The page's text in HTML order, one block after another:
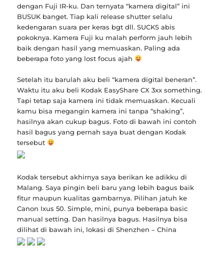
dengan Fuji IR-ku. Dan ternyata “kamera digital” ini
BUSUK banget. Tiap kali release shutter selalu
kedengaran suara per keras bgt dll. SUCKS abis
pokoknya. Kamera Fuji ku malah perform jauh lebih
baik dengan hasil yang memuaskan. Paling ada
beberapa foto yang lost focus ajah
Setelah itu barulah aku beli “kamera digital beneran”.
Waktu itu aku beli Kodak EasyShare CX 3xx something.
Tapi tetap saja kamera ini tidak memuaskan. Kecuali
kamu bisa megangin kamera ini tanpa “shaking”,
hasilnya akan cukup bagus. Foto di bawah ini contoh
hasil bagus yang pernah saya buat dengan Kodak
tersebut
Kodak tersebut akhirnya saya berikan ke adikku di
Malang. Saya pingin beli baru yang lebih bagus baik
fitur maupun kualitas gambarnya. Pilihan jatuh ke
Canon Ixus 50. Simple, mini, punya beberapa basic
manual setting. Dan hasilnya bagus. Hasilnya bisa
dilihat di bawah ini, lokasi di Shenzhen – China